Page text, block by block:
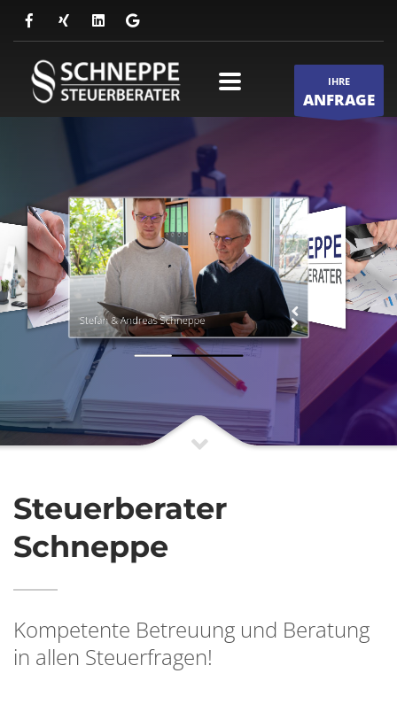
IHRE
ANFRAGE
Stefan & Andreas Schneppe
Steuerberater
Schneppe
Kompetente Betreuung und Beratung
in allen Steuerfragen!